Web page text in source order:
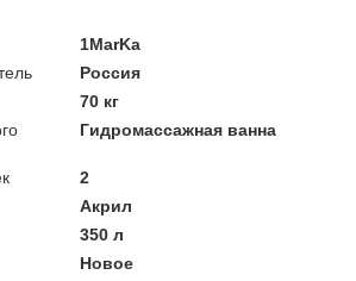
1MarKa
Россия
70 кг
Гидромассажная ванна
2
Акрил
350 л
Новое